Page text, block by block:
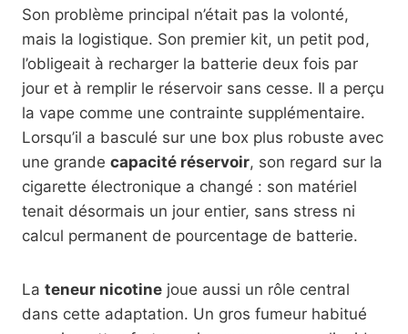
Son problème principal n’était pas la volonté,
mais la logistique. Son premier kit, un petit pod,
l’obligeait à recharger la batterie deux fois par
jour et à remplir le réservoir sans cesse. Il a perçu
la vape comme une contrainte supplémentaire.
Lorsqu’il a basculé sur une box plus robuste avec
une grande capacité réservoir, son regard sur la
cigarette électronique a changé : son matériel
tenait désormais un jour entier, sans stress ni
calcul permanent de pourcentage de batterie.
La teneur nicotine joue aussi un rôle central
dans cette adaptation. Un gros fumeur habitué